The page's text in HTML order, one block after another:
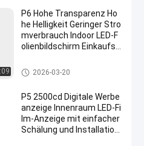
P6 Hohe Transparenz Ho
he Helligkeit Geringer Stro
mverbrauch Indoor LED-F
olienbildschirm Einkaufsz
dschirm
LED transparente Filmbildschir
m
2026-03-20
P5 2500cd Digitale Werbe
anzeige Innenraum LED-Fi
lm-Anzeige mit einfacher
Schälung und Installation